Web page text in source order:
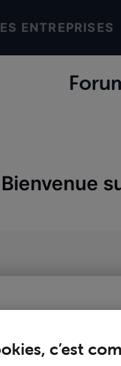
ENTREPRISES
Bienvenue
c’est